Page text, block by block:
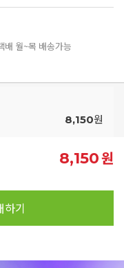
배 월~목 배송가능
8,150원
8,150원
하기